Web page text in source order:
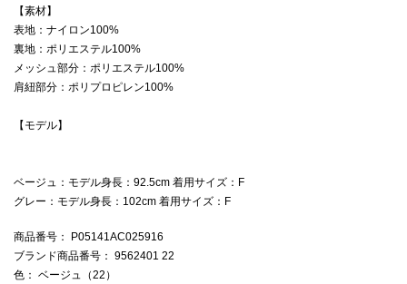
【素材】
表地：ナイロン100%
裏地：ポリエステル100%
メッシュ部分：ポリエステル100%
肩紐部分：ポリプロピレン100%
【モデル】
ベージュ：モデル身長：92.5cm 着用サイズ：F
グレー：モデル身長：102cm 着用サイズ：F
商品番号 ： P05141AC025916
ブランド商品番号 ： 9562401 22
色 ： ベージュ（22）